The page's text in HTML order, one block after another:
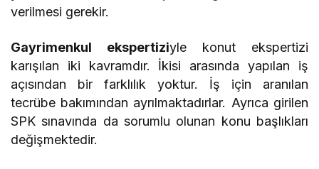
verilmesi gerekir.
Gayrimenkul ekspertiziyle konut ekspertizi
karışılan iki kavramdır. İkisi arasında yapılan iş
açısından bir farklılık yoktur. İş için aranılan
tecrübe bakımından ayrılmaktadırlar. Ayrıca girilen
SPK sınavında da sorumlu olunan konu başlıkları
değişmektedir.